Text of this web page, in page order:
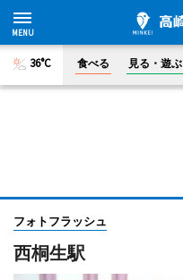
36°C 食べる 見る・遊ぶ
フォトフラッシュ
西桐生駅